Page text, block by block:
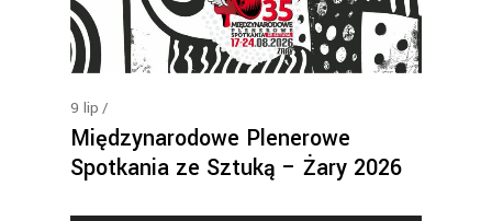
9 lip
Międzynarodowe Plenerowe
Spotkania ze Sztuką – Żary 2026